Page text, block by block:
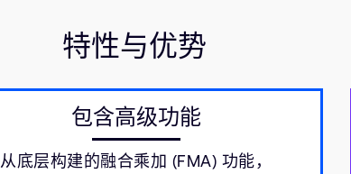
特性与优势
包含高级功能
从底层构建的融合乘加 (FMA) 功能，